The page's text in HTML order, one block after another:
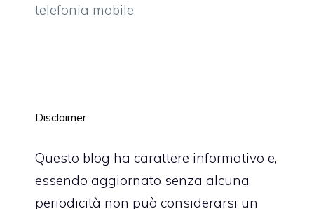
telefonia mobile
Disclaimer
Questo blog ha carattere informativo e,
essendo aggiornato senza alcuna
periodicità non può considerarsi un